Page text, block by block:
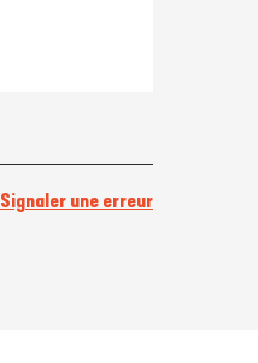
Signaler une erreur